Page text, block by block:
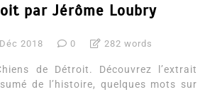
par Jérôme Loubry
2018 0 282 words
de Détroit. Découvrez l’extrait
de l’histoire, quelques mots sur